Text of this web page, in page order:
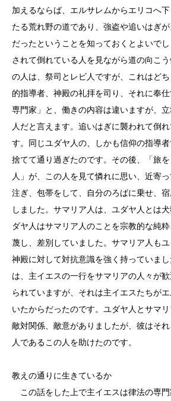
加えるならば、エルサレムからエリコへ
たる荒れ野の道であり、強盗や追いはぎ
だったということを知っておくとよいで
されて倒れている人を見ながら道の向こ
の人は、祭司とレビ人ですが、これはど
的指導者、神殿の礼拝を司り、それに奉
専門家」と、働きの内容は違いますが、
人だと言えます。追いはぎに襲われて倒
す。同じユダヤ人の、しかも信仰の指導
捨てて通り過ぎたのです。その後、「旅
人」が、この人を見て憐れに思い、近寄
注ぎ、包帯をして、自分のろばに乗せ、
しました。サマリア人は、ユダヤ人とは
ダヤ人はサマリア人のことを宗教的な純
蔑し、差別していました。サマリア人も
神殿に対して対抗意識を強く持っていま
は、主イエスの一行をサマリアの人々が
られていますが、それは主イエスたちが
いたからだったのです。ユダヤ人とサマ
敵対関係、敵意がありましたが、彼はそ
人であるこの人を助けたのです。
教えの通りに生きているか
この話をした上で主イエスは律法の専